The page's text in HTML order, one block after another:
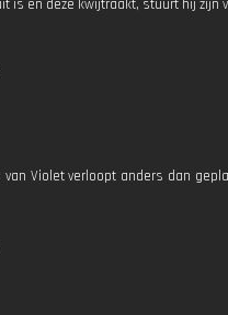
is en deze kwijtraakt, stuurt hij
Violet verloopt anders dan